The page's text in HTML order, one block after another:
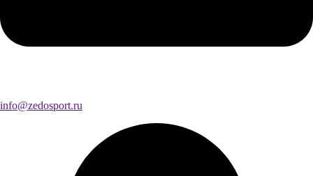
info@zedosport.ru